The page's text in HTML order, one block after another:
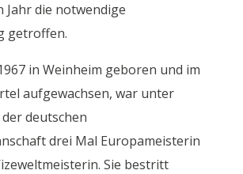
Jahr die notwendige
getroffen.
in Weinheim geboren und im
aufgewachsen, war unter
deutschen
drei Mal Europameisterin
Sie bestritt